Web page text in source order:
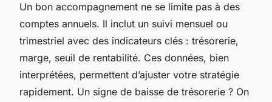
Un bon accompagnement ne se limite pas à des
comptes annuels. Il inclut un suivi mensuel ou
trimestriel avec des indicateurs clés : trésorerie,
marge, seuil de rentabilité. Ces données, bien
interprétées, permettent d’ajuster votre stratégie
rapidement. Un signe de baisse de trésorerie ? On